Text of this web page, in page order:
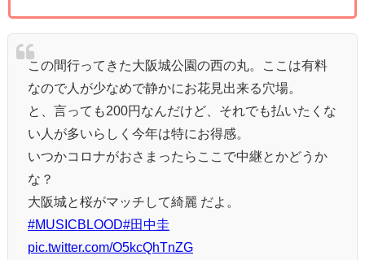
この間行ってきた大阪城公園の西の丸。ここは有料
なので人が少なめで静かにお花見出来る穴場。
と、言っても200円なんだけど、それでも払いたくな
い人が多いらしく今年は特にお得感。
いつかコロナがおさまったらここで中継とかどうか
な？
大阪城と桜がマッチして綺麗 だよ。
#MUSICBLOOD#田中圭
pic.twitter.com/O5kcQhTnZG